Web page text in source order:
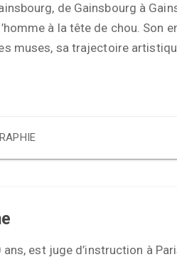
de Gainsbourg à
à la tête de chou. Son
muses, sa trajectoire
ans, est juge d’instruction à